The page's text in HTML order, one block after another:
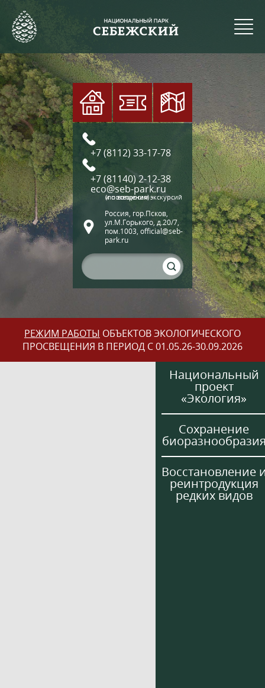
+7 (8112) 33-17-78
+7 (81140) 2-12-38
eco@seb-park.ru
(по вопросам экскурсий и посещения)
Россия, гор.Псков,
ул.М.Горького, д.20/7,
пом.1003, official@seb-
park.ru
РЕЖИМ РАБОТЫ ОБЪЕКТОВ ЭКОЛОГИЧЕСКОГО
ПРОСВЕЩЕНИЯ В ПЕРИОД С 01.05.26-30.09.2026
Национальный
проект
«Экология»
Сохранение
Восстановление
реинтродукция
редких видов